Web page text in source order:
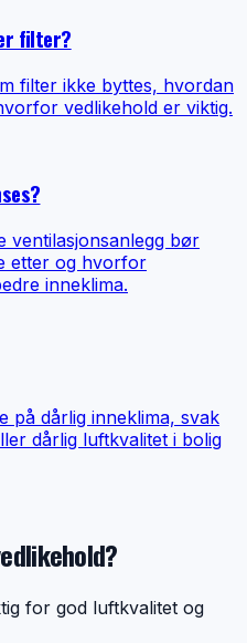
filter?
filter ikke byttes, hvordan
vedlikehold er viktig.
ventilasjonsanlegg bør
etter og hvorfor
inneklima.
på dårlig inneklima, svak
dårlig luftkvalitet i bolig
for god luftkvalitet og